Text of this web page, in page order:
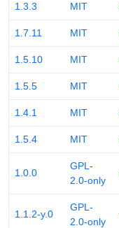
1.3.3 MIT
1.7.11 MIT
1.5.10 MIT
1.5.5 MIT
1.4.1 MIT
1.5.4 MIT
1.0.0
GPL-
2.0-only
1.1.2-y.0
GPL-
2.0-only